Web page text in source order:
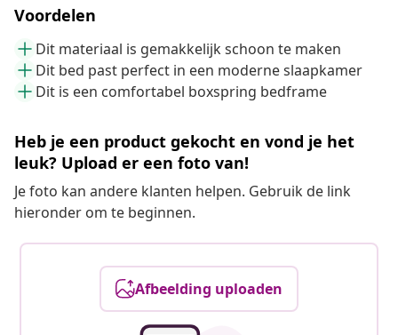
Voordelen
Dit materiaal is gemakkelijk schoon te maken
Dit bed past perfect in een moderne slaapkamer
Dit is een comfortabel boxspring bedframe
Heb je een product gekocht en vond je het
leuk? Upload er een foto van!
Je foto kan andere klanten helpen. Gebruik de link
hieronder om te beginnen.
Afbeelding uploaden